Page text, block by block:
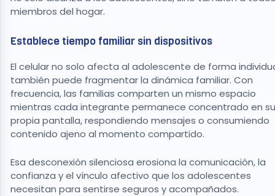
miembros del hogar.
Establece tiempo familiar sin dispositivos
El celular no solo afecta al adolescente de forma
también puede fragmentar la dinámica familiar. Con
frecuencia, las familias comparten un mismo espacio
mientras cada integrante permanece concentrado en su
propia pantalla, respondiendo mensajes o consumiendo
contenido ajeno al momento compartido.
Esa desconexión silenciosa erosiona la comunicación, la
confianza y el vínculo afectivo que los adolescentes
necesitan para sentirse seguros y acompañados.